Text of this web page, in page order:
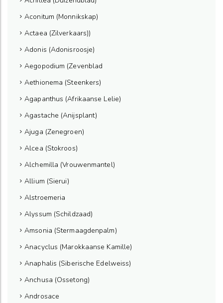
Aconitum (Monnikskap)
Actaea (Zilverkaars))
Adonis (Adonisroosje)
Aegopodium (Zevenblad
Aethionema (Steenkers)
Agapanthus (Afrikaanse Lelie)
Agastache (Anijsplant)
Ajuga (Zenegroen)
Alcea (Stokroos)
Alchemilla (Vrouwenmantel)
Allium (Sierui)
Alstroemeria
Alyssum (Schildzaad)
Amsonia (Stermaagdenpalm)
Anacyclus (Marokkaanse Kamille)
Anaphalis (Siberische Edelweiss)
Anchusa (Ossetong)
Androsace